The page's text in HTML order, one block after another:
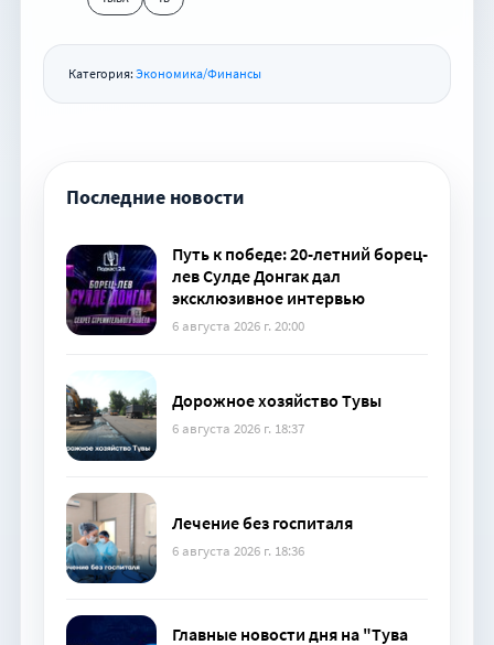
Категория: Экономика/Финансы
Последние новости
Путь к победе: 20-летний борец-
лев Сулде Донгак дал
эксклюзивное интервью
6 августа 2026 г. 20:00
Дорожное хозяйство Тувы
6 августа 2026 г. 18:37
Лечение без госпиталя
6 августа 2026 г. 18:36
Главные новости дня на "Тува